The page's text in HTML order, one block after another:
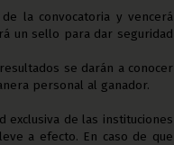
la convocatoria y vencerá
un sello para dar seguridad
se darán a conocer
personal al ganador.
de las instituciones
a efecto. En caso de que